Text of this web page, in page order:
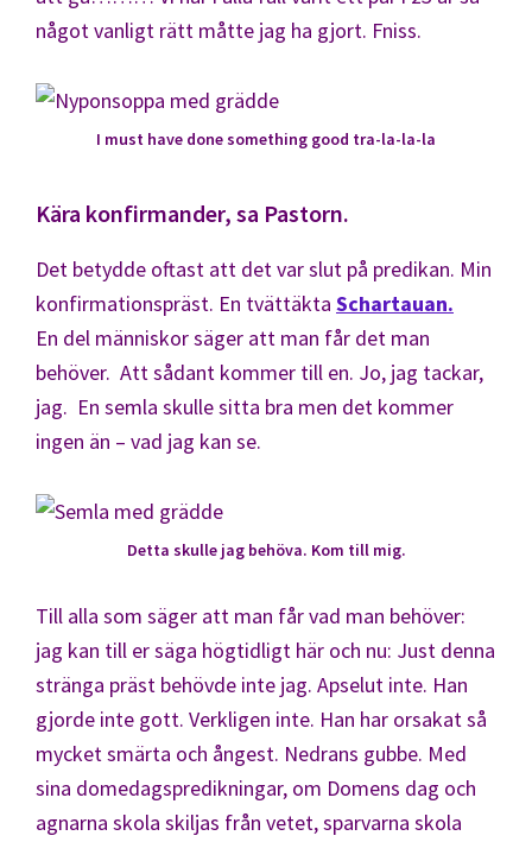
något vanligt rätt måtte jag ha gjort. Fniss.
I must have done something good tra-la-la-la
Kära konfirmander, sa Pastorn.
Det betydde oftast att det var slut på predikan. Min
konfirmationspräst. En tvättäkta Schartauan.
En del människor säger att man får det man
behöver. Att sådant kommer till en. Jo, jag tackar,
jag. En semla skulle sitta bra men det kommer
ingen än – vad jag kan se.
Detta skulle jag behöva. Kom till mig.
Till alla som säger att man får vad man behöver:
jag kan till er säga högtidligt här och nu: Just denna
stränga präst behövde inte jag. Apselut inte. Han
gjorde inte gott. Verkligen inte. Han har orsakat så
mycket smärta och ångest. Nedrans gubbe. Med
sina domedagspredikningar, om Domens dag och
agnarna skola skiljas från vetet, sparvarna skola